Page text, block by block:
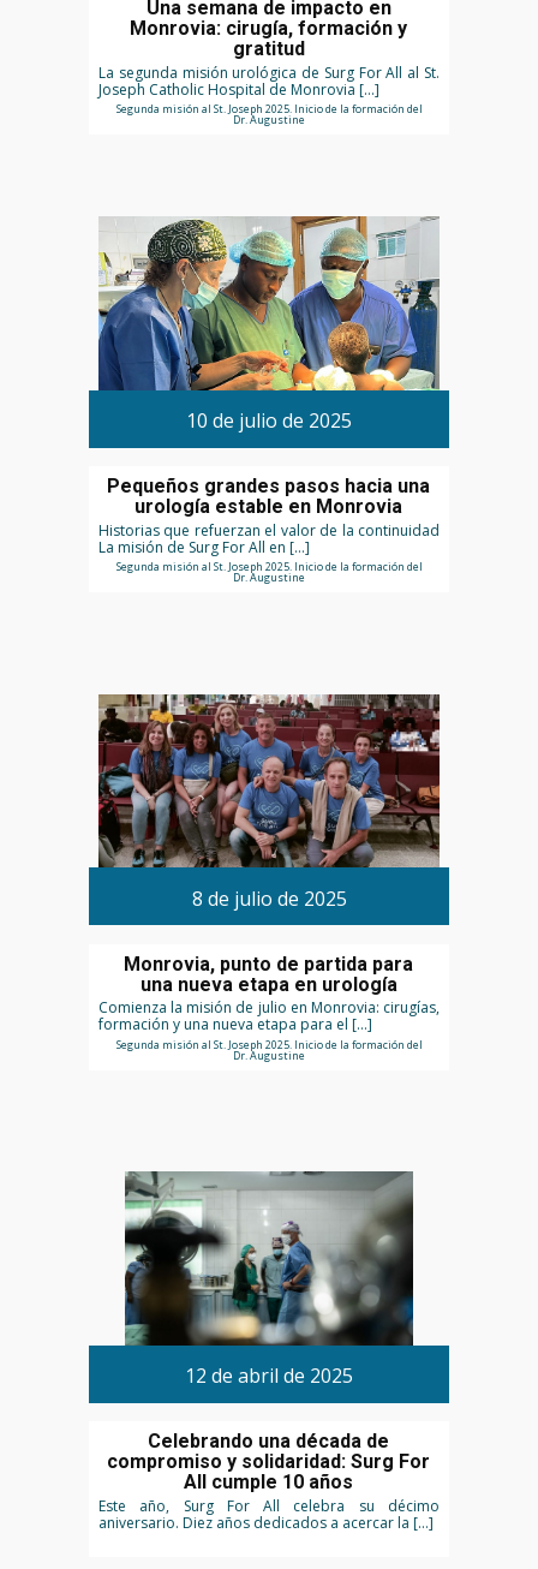
Una semana de impacto en
Monrovia: cirugía, formación y
gratitud
La segunda misión urológica de Surg For All al St.
Joseph Catholic Hospital de Monrovia […]
Segunda misión al St. Joseph 2025. Inicio de la formación del
Dr. Augustine
10 de julio de 2025
Pequeños grandes pasos hacia una
urología estable en Monrovia
Historias que refuerzan el valor de la continuidad
La misión de Surg For All en […]
Segunda misión al St. Joseph 2025. Inicio de la formación del
Dr. Augustine
8 de julio de 2025
Monrovia, punto de partida para
una nueva etapa en urología
Comienza la misión de julio en Monrovia: cirugías,
formación y una nueva etapa para el […]
Segunda misión al St. Joseph 2025. Inicio de la formación del
Dr. Augustine
12 de abril de 2025
Celebrando una década de
compromiso y solidaridad: Surg For
All cumple 10 años
Este año, Surg For All celebra su décimo
aniversario. Diez años dedicados a acercar la […]